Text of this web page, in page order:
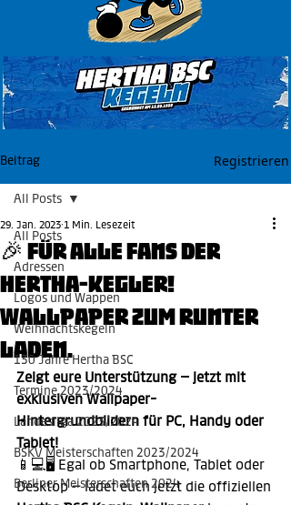
Beitrag Registrieren
All Posts
Adressen
Logos und Wappen
Weihnachtskegeln
130 Jahre Hertha BSC
Termine 2023/2024
Landesliga 2023/2024
BSKV Meisterschaften 2023/2024
Berliner Meisterschaften 2024
All Posts
🎉 Für alle Fans der
Hertha-Kegler!
Wallpaper zum runter
laden.
29. Jan. 2023 1 Min. Lesezeit
Zeigt eure Unterstützung – jetzt mit
exklusiven Wallpaper-
Hintergrundbildern für PC, Handy oder
Tablet!
📱💻🖥️ Egal ob Smartphone, Tablet oder
Desktop – ladet euch jetzt die offiziellen